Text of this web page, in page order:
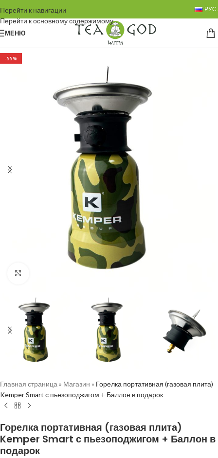
Перейти к навигации
Перейти к основному содержимому
РУС.
МЕНЮ
-55%
Главная страница » Магазин » Горелка портативная (газовая плита)
Kemper Smart с пьезоподжигом + Баллон в подарок
Горелка портативная (газовая плита)
Kemper Smart с пьезоподжигом + Баллон в
подарок